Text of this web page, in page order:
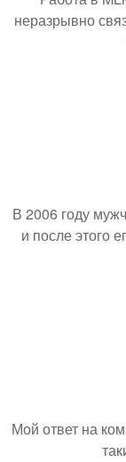
неразрывно
В 2006 году
и после этого
Мой ответ на